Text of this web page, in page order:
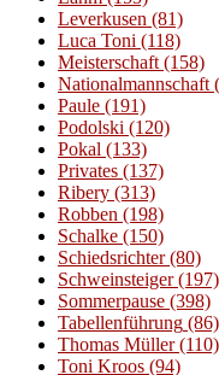
Leverkusen (81)
Luca Toni (118)
Meisterschaft(158)
Nationalmannschaft
Paule (191)
Podolski (120)
Pokal (133)
Privates (137)
Ribery (313)
Robben (198)
Schalke (150)
Schiedsrichter(80)
Schweinsteiger(197)
Sommerpause (398)
Tabellenführung (86)
Thomas Müller(110)
Toni Kroos (94)